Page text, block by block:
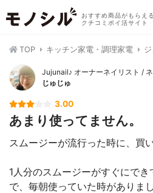
おすすめ商品がもらえる
クチコミポイ活サイト
TOP キッチン家電・調理家電
Jujunail♪ オーナーネイリスト /
じゅじゅ
3.00
あまり使ってません。
スムージーが流行った時に、買い
1人分のスムージーがすぐにで
で、毎朝使っていた時がありまし